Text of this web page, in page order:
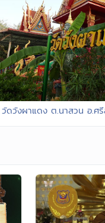
วัดวังผาแดง ต.นาสวน อ.